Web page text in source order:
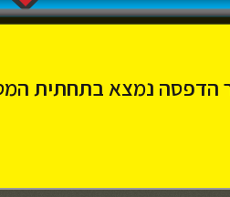
הדפסה נמצא בתחתית